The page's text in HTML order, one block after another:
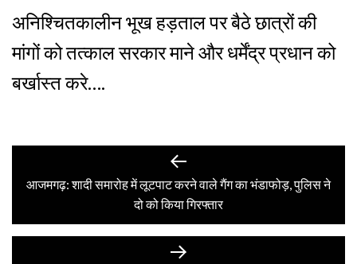
अनिश्चितकालीन भूख हड़ताल पर बैठे छात्रों की
मांगों को तत्काल सरकार माने और धर्मेंद्र प्रधान को
बर्खास्त करे….
navigation
Previous
post:
आजमगढ़: शादी समारोह में लूटपाट करने वाले गैंग का भंडाफोड़, पुलिस ने
दो को किया गिरफ्तार
Next